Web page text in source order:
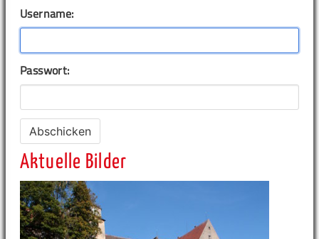
Username:
Passwort:
Aktuelle Bilder